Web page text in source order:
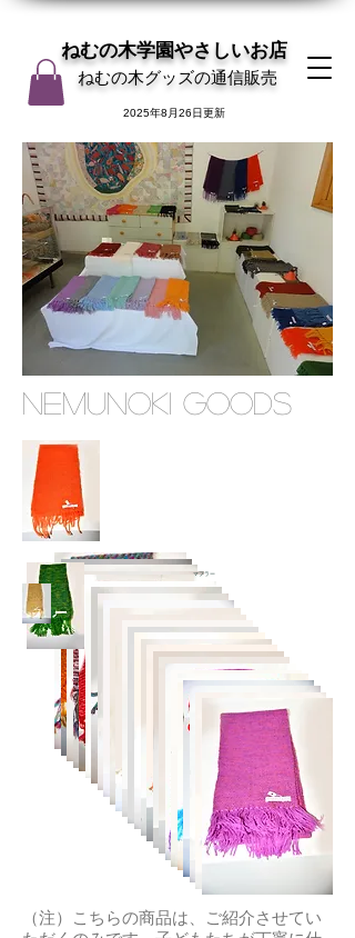
ねむの木学園やさしいお店
ねむの木グッズの通信販売
2025年8月26日更新
NEMUNOKI GOODS
マフラー
（注）こちらの商品は、ご紹介させてい